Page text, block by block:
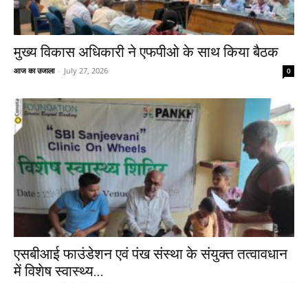
मुख्य विकास अधिकारी ने एफपीओ के साथ किया बैठक
आज का उजाला - July 27, 2026 0
एसबीआई फाउंडेशन एवं पंख संस्था के संयुक्त तत्वावधान
में विशेष स्वास्थ्य...